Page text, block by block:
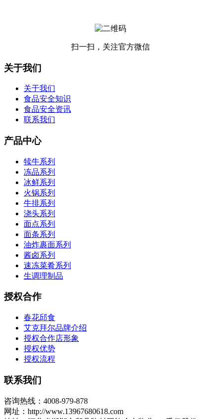
扫一扫，关注官方微信
关于我们
关于我们
食品安全知识
食品安全资讯
联系我们
产品中心
犊牛系列
冻品系列
冰鲜系列
火锅系列
牛排系列
浇头系列
面点系列
面条系列
油炸裹面系列
酱卤系列
速冻菜肴系列
生调理制品
授权合作
春花邱食
艾克拜尔品牌介绍
授权合作店形象
授权优势
授权流程
联系我们
咨询热线：4008-979-878
网址：http://www.13967680618.com